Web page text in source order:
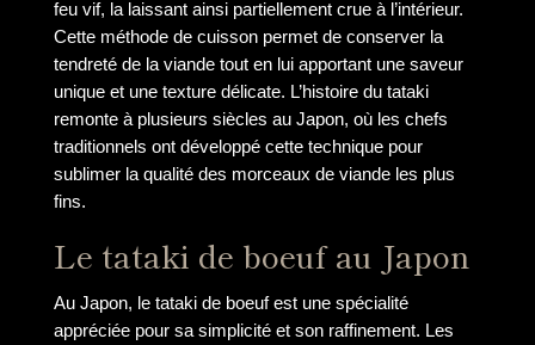
feu vif, la laissant ainsi partiellement crue à l’intérieur.
Cette méthode de cuisson permet de conserver la
tendreté de la viande tout en lui apportant une saveur
unique et une texture délicate. L’histoire du tataki
remonte à plusieurs siècles au Japon, où les chefs
traditionnels ont développé cette technique pour
sublimer la qualité des morceaux de viande les plus
fins.
Le tataki de boeuf au Japon
Au Japon, le tataki de boeuf est une spécialité
appréciée pour sa simplicité et son raffinement. Les